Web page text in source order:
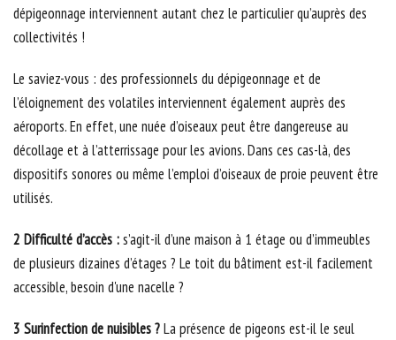
dépigeonnage interviennent autant chez le particulier qu’auprès des
collectivités !
Le saviez-vous : des professionnels du dépigeonnage et de
l’éloignement des volatiles interviennent également auprès des
aéroports. En effet, une nuée d’oiseaux peut être dangereuse au
décollage et à l’atterrissage pour les avions. Dans ces cas-là, des
dispositifs sonores ou même l’emploi d’oiseaux de proie peuvent être
utilisés.
2 Difficulté d’accès :s’agit-il d’une maison à 1 étage ou d’immeubles
de plusieurs dizaines d’étages ? Le toit du bâtiment est-il facilement
accessible, besoin d'une nacelle ?
3 Surinfection de nuisibles ?La présence de pigeons est-il le seul